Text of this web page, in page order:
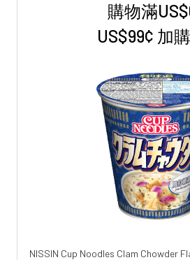
購物滿
US$99¢ 加
NISSIN Cup Noodles Clam Chowder